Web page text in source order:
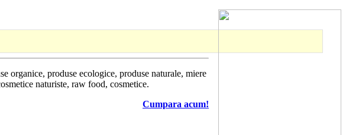
organice, produse ecologice, produse naturale, miere
naturiste, raw food, cosmetice.
Cumpara acum!